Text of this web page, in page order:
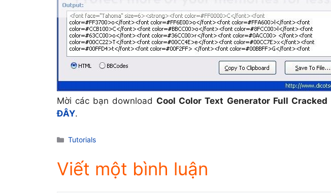
Mời các bạn download Cool Color Text Generator Full Cracked
ĐÂY.
Danh
Tutorials
Viết một bình luận